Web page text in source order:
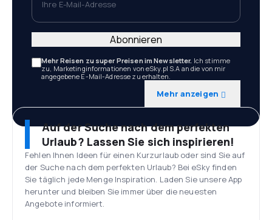
Mehr Reisen zu super Preisen im Newsletter. Ich stimme
zu, Marketinginformationen von eSky.pl S.A an die von mir
angegebene E-Mail-Adresse zu erhalten.
Mehr anzeigen
Abonnieren
Auf der Suche nach dem perfekten
Urlaub? Lassen Sie sich inspirieren!
Fehlen Ihnen Ideen für einen Kurzurlaub oder sind Sie auf
der Suche nach dem perfekten Urlaub? Bei eSky finden
Sie täglich jede Menge Inspiration. Laden Sie unsere App
herunter und bleiben Sie immer über die neuesten
Angebote informiert.